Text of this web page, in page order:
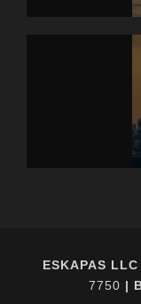
ESKAPAS
7750 |